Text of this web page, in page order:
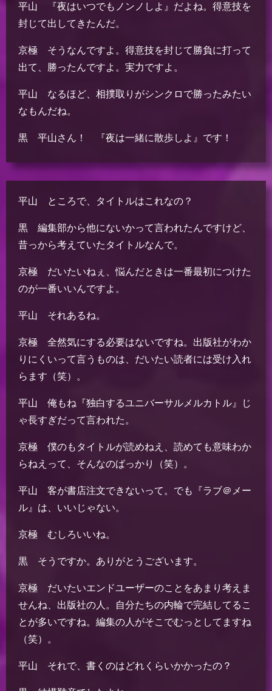
平山 『夜はいつでもノンノしよ』だよね。得意技を
封じて出してきたんだ。
京極 そうなんですよ。得意技を封じて勝負に打って
出て、勝ったんですよ。実力ですよ。
平山 なるほど、相撲取りがシンクロで勝ったみたい
なもんだね。
黒 平山さん！ 『夜は一緒に散歩しよ』です！
平山 ところで、タイトルはこれなの？
黒 編集部から他にないかって言われたんですけど、
昔っから考えていたタイトルなんで。
京極 だいたいねぇ、悩んだときは一番最初につけた
のが一番いいんですよ。
平山 それあるね。
京極 全然気にする必要はないですね。出版社がわか
りにくいって言うものは、だいたい読者には受け入れ
らます（笑）。
平山 俺もね『独白するユニバーサルメルカトル』じ
ゃ長すぎだって言われた。
京極 僕のもタイトルが読めねえ、読めても意味わか
らねえって、そんなのばっかり（笑）。
平山 客が書店注文できないって。でも『ラブ＠メー
ル』は、いいじゃない。
京極 むしろいいね。
黒 そうですか。ありがとうございます。
京極 だいたいエンドユーザーのことをあまり考えま
せんね、出版社の人。自分たちの内輪で完結してるこ
とが多いですね。編集の人がそこでむっとしてますね
（笑）。
平山 それで、書くのはどれくらいかかったの？